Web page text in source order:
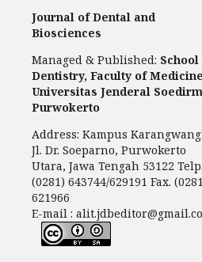
Journal of Dental and
Biosciences
Managed & Published:
Dentistry, Faculty of
Universitas Jenderal
Purwokerto
Address: Kampus
Jl. Dr. Soeparno, Purwokerto
Utara, Jawa Tengah 53122 Telp.
(0281) 643744/629191 Fax.
621966
E-mail :